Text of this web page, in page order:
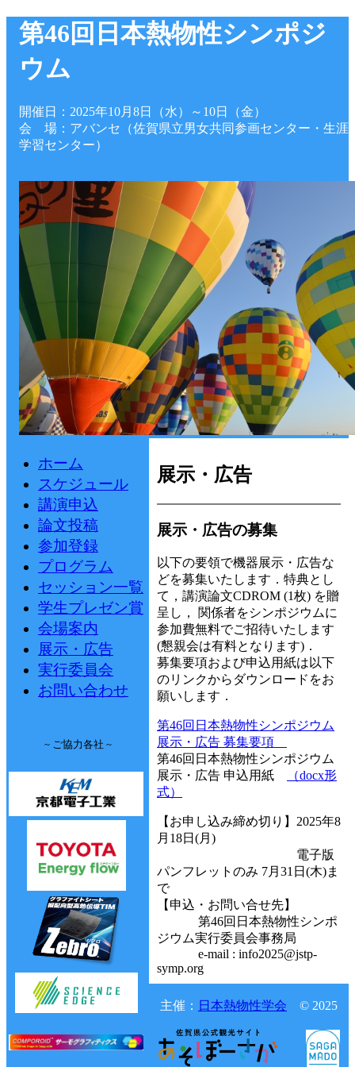
第46回日本熱物性シンポジ
ウム
開催日：2025年10月8日（水）～10日（金）
会 場：アバンセ（佐賀県立男女共同参画センター・生涯
学習センター）
ホーム
スケジュール
講演申込
論文投稿
参加登録
プログラム
セッション一覧
学生プレゼン賞
会場案内
展示・広告
実行委員会
お問い合わせ
~ ご協力各社 ~
展示・広告
展示・広告の募集
以下の要領で機器展示・広告な
どを募集いたします．特典とし
て，講演論文CDROM (1枚) を贈
呈し， 関係者をシンポジウムに
参加費無料でご招待いたします
(懇親会は有料となります)．
募集要項および申込用紙は以下
のリンクからダウンロードをお
願いします．
第46回日本熱物性シンポジウム
展示・広告 募集要項
第46回日本熱物性シンポジウム
展示・広告 申込用紙
（docx形
式）
【お申し込み締め切り】2025年8
月18日(月)
電子版
パンフレットのみ 7月31日(木)ま
で
【申込・お問い合せ先】
第46回日本熱物性シンポ
ジウム実行委員会事務局
e-mail : info2025@jstp-
symp.org
主催： 日本熱物性学会 © 2025